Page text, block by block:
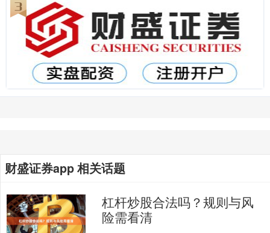
财盛证券app 相关话题
杠杆炒股合法吗？规则与风
险需看清